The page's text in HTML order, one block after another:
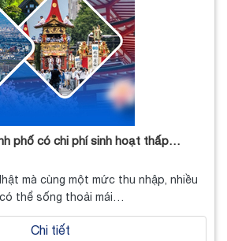
phố có chi phí sinh hoạt thấp…
mà cùng một mức thu nhập, nhiều
thể sống thoải mái…
Chi tiết